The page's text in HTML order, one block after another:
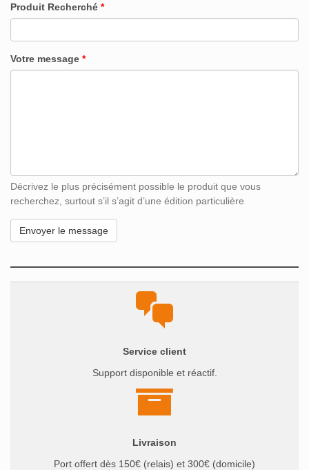
Produit Recherché *
Votre message *
Décrivez le plus précisément possible le produit que vous
recherchez, surtout s’il s’agit d’une édition particulière
Service client
Support disponible et réactif.
Livraison
Port offert dès 150€ (relais) et 300€ (domicile)